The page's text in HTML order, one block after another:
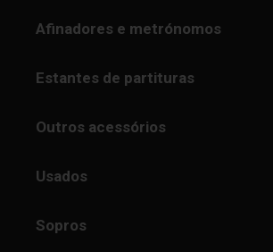
Afinadores e metrónomos
Estantes de partituras
Outros acessórios
Usados
Sopros